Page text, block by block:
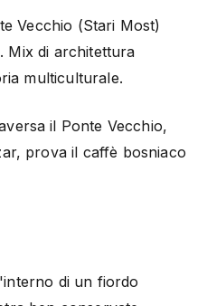
Vecchio (Stari Most)
Mix di architettura
multiculturale.
il Ponte Vecchio,
prova il caffè bosniaco
di un fiordo